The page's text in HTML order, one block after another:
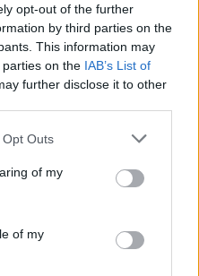
opt-out of the further
by third parties on the
This information may
on the IAB’s List of
further disclose it to other
Outs
of my
of my
Médio Ave recebe 59
5 DE JANEIRO, 2026 0
Maior realiza sessão sobre
um cuidador informal
de sangue em S. Cosme do